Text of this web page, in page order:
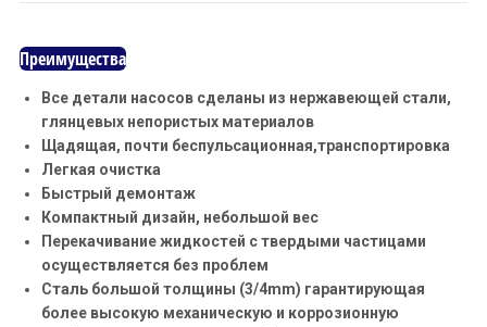
Преимущества
Все детали насосов сделаны из нержавеющей стали,
глянцевых непористых материалов
Щадящая, почти беспульсационная,транспортировка
Легкая очистка
Быстрый демонтаж
Компактный дизайн, небольшой вес
Перекачивание жидкостей с твердыми частицами
осуществляется без проблем
Сталь большой толщины (3/4mm) гарантирующая
более высокую механическую и коррозионную